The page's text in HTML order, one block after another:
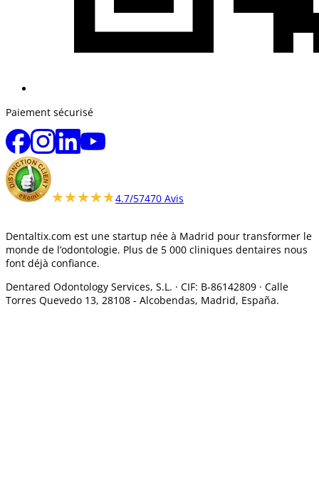
Paiement sécurisé
★★★★★
★★★★★4.7/57470 Avis
Dentaltix.com est une startup née à Madrid pour transformer le
monde de l’odontologie. Plus de 5 000 cliniques dentaires nous
font déjà confiance.
Dentared Odontology Services, S.L. · CIF: B-86142809 · Calle
Torres Quevedo 13, 28108 - Alcobendas, Madrid, España.